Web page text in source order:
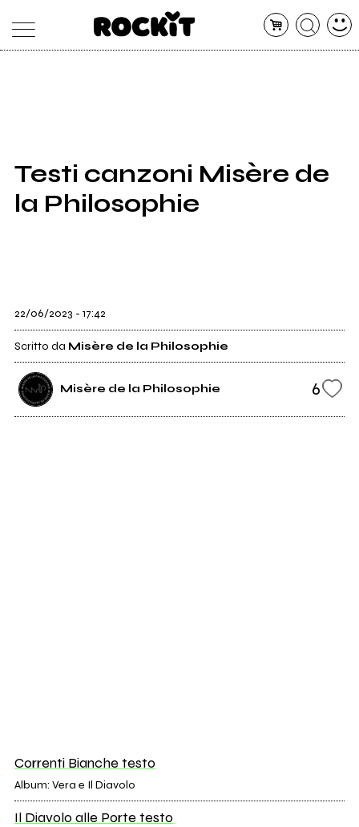
SHOP
RADIO
Testi canzoni Misère de
la Philosophie
22/06/2023 - 17:42
Scritto da Misère de la Philosophie
Misère de la Philosophie 6
Correnti Bianche testo
Album: Vera e Il Diavolo
Il Diavolo alle Porte testo